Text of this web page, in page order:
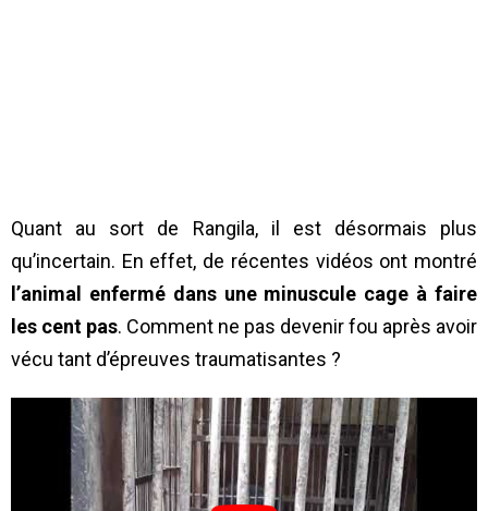
Quant au sort de Rangila, il est désormais plus
qu’incertain. En effet, de récentes vidéos ont montré
l’animal enfermé dans une minuscule cage à faire
les cent pas. Comment ne pas devenir fou après avoir
vécu tant d’épreuves traumatisantes ?